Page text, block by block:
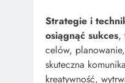
Strategie i
osiągnąć sukces,
celów,
skuteczna
kreatywność,